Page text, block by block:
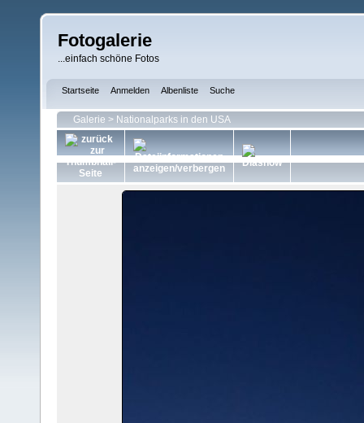
Fotogalerie
...einfach schöne Fotos
Startseite Anmelden Albenliste Suche
Galerie > Nationalparks in den USA